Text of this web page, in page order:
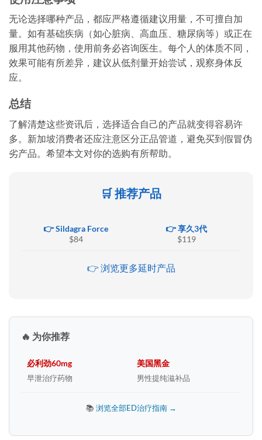
无论选择哪种产品，都应严格遵循建议用量，不可擅自加
量。如有基础疾病（如心脏病、高血压、糖尿病等）或正在
服用其他药物，使用前务必咨询医生。每个人的体质不同，
效果可能有所差异，建议从低剂量开始尝试，观察身体反
应。
总结
了解清楚这些资讯后，选择适合自己的产品就变得容易许
多。新加坡消费者还应注意区分正品管道，避免买到假冒伪
劣产品。希望本文对你的选购有所帮助。
🛒 推荐产品
👉 Sildagra Force
$84
👉 享久3代
$119
👉 浏览更多延时产品
🔥 为你推荐
必利劲60mg
早泄治疗药物
美国黑金
男性提纯滋补品
📚 浏览全部ED治疗指南 →